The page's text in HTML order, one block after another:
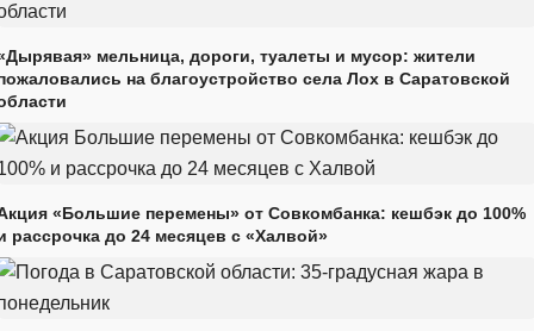
мельница, дороги, туалеты и мусор: жители
на благоустройство села Лох в Саратовской
«Большие перемены» от Совкомбанка: кешбэк до 100%
рассрочка до 24 месяцев с «Халвой»